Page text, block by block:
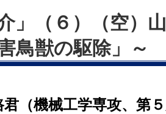
」（６）（空）
鳥獣の駆除」～
君（機械工学専攻、第